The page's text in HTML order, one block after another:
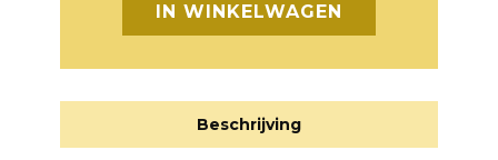
IN WINKELWAGEN
Beschrijving